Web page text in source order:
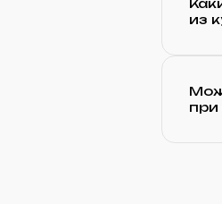
из
при